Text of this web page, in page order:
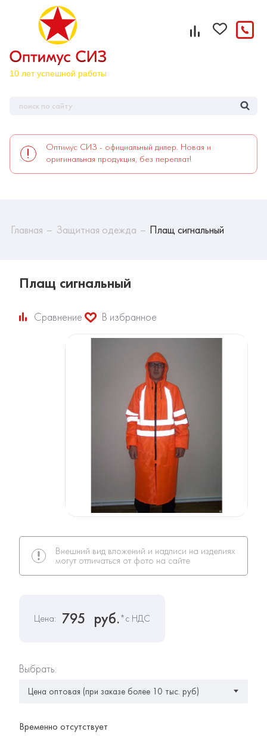
Оптимус СИЗ - официальный дилер. Новая и
оригинальная продукция, без переплат!
Главная Защитная одежда Плащ сигнальный
Плащ сигнальный
Сравнение В избранное
Внешний вид вложений и надписи на изделиях
могут отличаться от фото на сайте
Цена: 795 руб.*с НДС
Выбрать:
Временно отсутствует